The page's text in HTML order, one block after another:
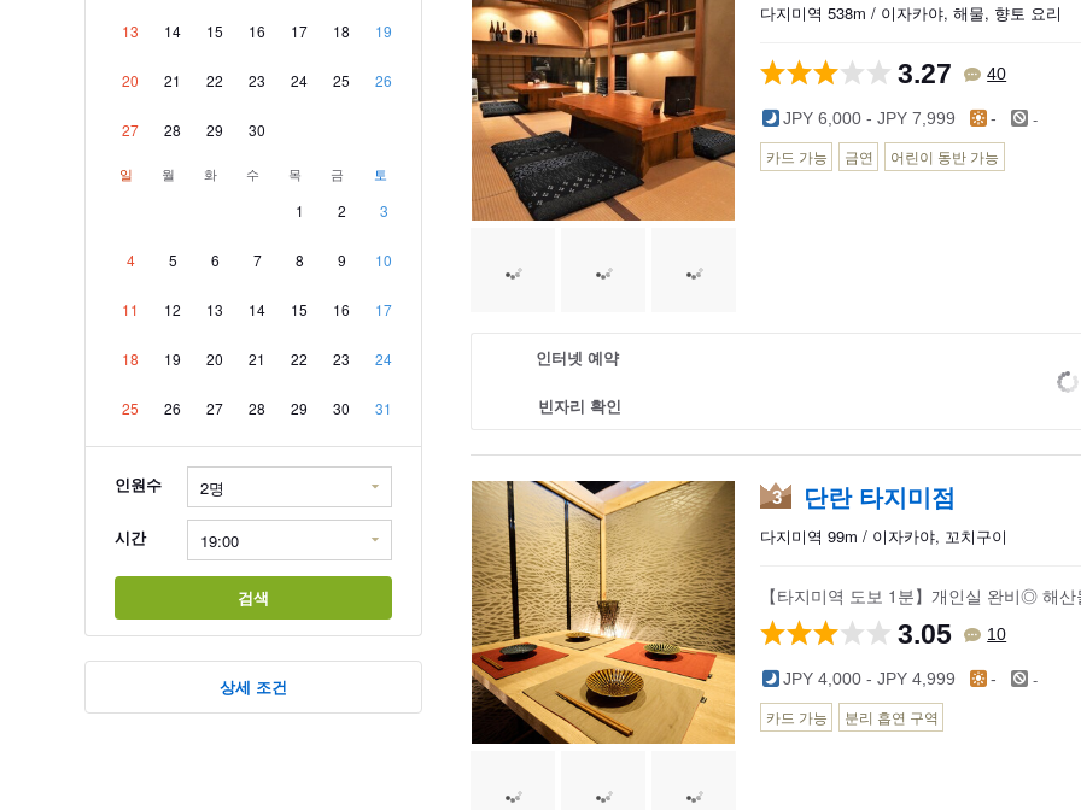
13 14 15 16 17 18 19
20 21 22 23 24 25 26
27 28 29 30
일 월 화 수 목 금 토
1 2 3
4 5 6 7 8 9 10
11 12 13 14 15 16 17
18 19 20 21 22 23 24
25 26 27 28 29 30 31
인원수
시간
검색
상세 조건
다지미역 538m / 이자카야, 해물, 향토 요리
3.27 40
JPY 6,000 - JPY 7,999 - -
카드 가능 금연 어린이 동반 가능
인터넷 예약
빈자리 확인
3 단란 타지미점
다지미역 99m / 이자카야, 꼬치구이
【타지미역 도보 1분】개인실 완비◎ 해
3.05 10
JPY 4,000 - JPY 4,999 - -
카드 가능 분리 흡연 구역